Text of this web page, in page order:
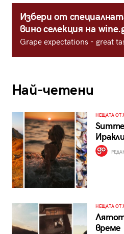
Избери от
вино селекция на
Grape expectations - great
Най-четени
НЕЩАТА ОТ
Иракли
НЕЩАТА ОТ
време